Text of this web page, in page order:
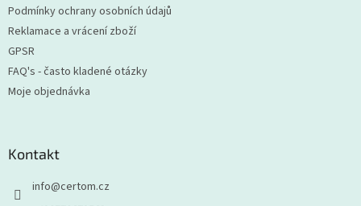
Podmínky ochrany osobních údajů
Reklamace a vrácení zboží
GPSR
FAQ's - často kladené otázky
Moje objednávka
Kontakt
info@certom.cz